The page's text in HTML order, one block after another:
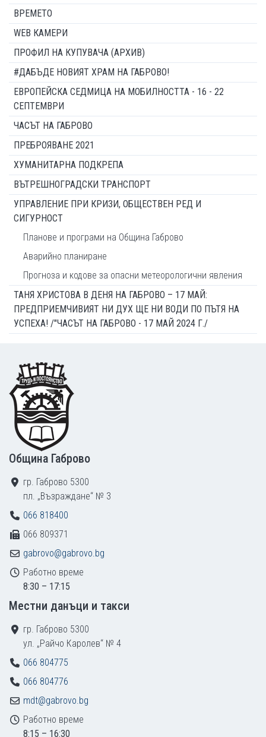
ВРЕМЕТО
WEB КАМЕРИ
ПРОФИЛ НА КУПУВАЧА (АРХИВ)
#ДАБЪДЕ НОВИЯТ ХРАМ НА ГАБРОВО!
ЕВРОПЕЙСКА СЕДМИЦА НА МОБИЛНОСТТА - 16 - 22
СЕПТЕМВРИ
ЧАСЪТ НА ГАБРОВО
ПРЕБРОЯВАНЕ 2021
ХУМАНИТАРНА ПОДКРЕПА
ВЪТРЕШНОГРАДСКИ ТРАНСПОРТ
УПРАВЛЕНИЕ ПРИ КРИЗИ, ОБЩЕСТВЕН РЕД И
СИГУРНОСТ
Планове и програми на Община Габрово
Аварийно планиране
Прогноза и кодове за опасни метеорологични явления
ТАНЯ ХРИСТОВА В ДЕНЯ НА ГАБРОВО – 17 МАЙ:
ПРЕДПРИЕМЧИВИЯТ НИ ДУХ ЩЕ НИ ВОДИ ПО ПЪТЯ НА
УСПЕХА! /"ЧАСЪТ НА ГАБРОВО - 17 МАЙ 2024 Г./
Footer
Община Габрово
гр. Габрово 5300
пл. „Възраждане“ № 3
066 818400
066 809371
gabrovo@gabrovo.bg
Работно време
8:30 – 17:15
Местни данъци и такси
гр. Габрово 5300
ул. „Райчо Каролев“ № 4
066 804775
066 804776
mdt@gabrovo.bg
Работно време
8:15 – 16:30